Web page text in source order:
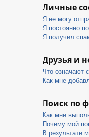
Личные
Я не могу
Я постоянно
Я получил
Друзья и
Что означают
Как мне
Поиск по
Как мне
Почему мой
В результате